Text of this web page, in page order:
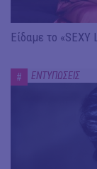
Είδαμε το «SEXY
# ΕΝΤΥΠΩΣΕΙΣ